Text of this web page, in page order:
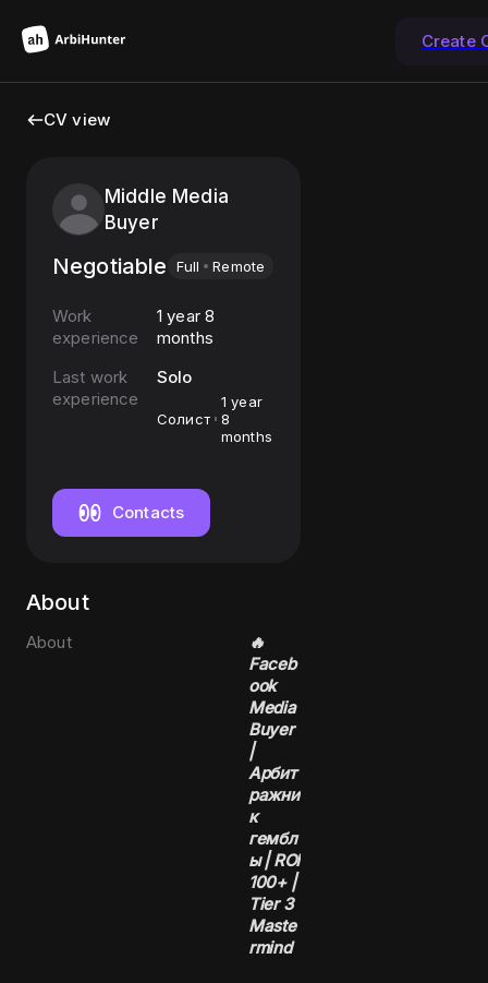
Create
CV view
Middle Media
Buyer
Negotiable Full Remote
Work
experience
1 year 8
months
Last work
experience
Solo
Солист
1 year
8
months
Contacts
About
About
🔥
Faceb
ook
Media
Buyer
|
Арбит
ражни
к
гембл
ы | ROI
100+ |
Tier 3
Maste
rmind